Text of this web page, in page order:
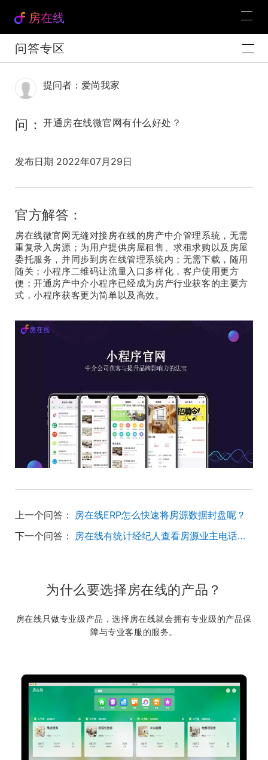
房在线
问答专区
提问者：爱尚我家
问： 开通房在线微官网有什么好处？
发布日期 2022年07月29日
官方解答：
房在线微官网无缝对接房在线的房产中介管理系统，无需
重复录入房源；为用户提供房屋租售、求租求购以及房屋
委托服务，并同步到房在线管理系统内；无需下载，随用
随关；小程序二维码让流量入口多样化，客户使用更方
便；开通房产中介小程序已经成为房产行业获客的主要方
式，小程序获客更为简单以及高效。
上一个问答：
房在线ERP怎么快速将房源数据封盘呢？
下一个问答：
房在线有统计经纪人查看房源业主电话的记录等数据吗？
为什么要选择房在线的产品？
房在线只做专业级产品，选择房在线就会拥有专业级的产品保
障与专业客服的服务。